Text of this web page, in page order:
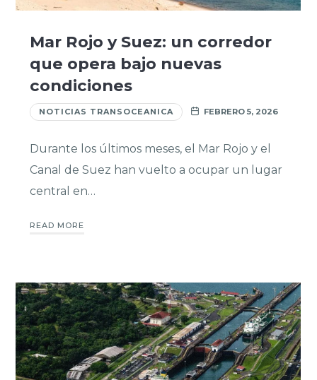
Mar Rojo y Suez: un corredor
que opera bajo nuevas
condiciones
NOTICIAS TRANSOCEANICA FEBRERO 5, 2026
Durante los últimos meses, el Mar Rojo y el
Canal de Suez han vuelto a ocupar un lugar
central en…
READ MORE